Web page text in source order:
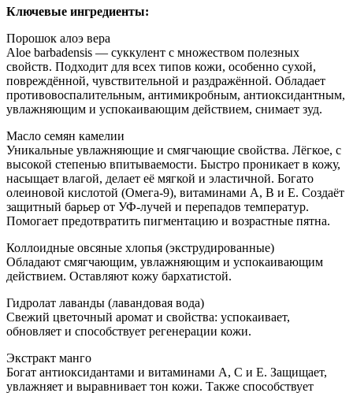
Ключевые ингредиенты:
Порошок алоэ вера
Aloe barbadensis — суккулент с множеством полезных
свойств. Подходит для всех типов кожи, особенно сухой,
повреждённой, чувствительной и раздражённой. Обладает
противовоспалительным, антимикробным, антиоксидантным,
увлажняющим и успокаивающим действием, снимает зуд.
Масло семян камелии
Уникальные увлажняющие и смягчающие свойства. Лёгкое, с
высокой степенью впитываемости. Быстро проникает в кожу,
насыщает влагой, делает её мягкой и эластичной. Богато
олеиновой кислотой (Омега-9), витаминами A, B и E. Создаёт
защитный барьер от УФ-лучей и перепадов температур.
Помогает предотвратить пигментацию и возрастные пятна.
Коллоидные овсяные хлопья (экструдированные)
Обладают смягчающим, увлажняющим и успокаивающим
действием. Оставляют кожу бархатистой.
Гидролат лаванды (лавандовая вода)
Свежий цветочный аромат и свойства: успокаивает,
обновляет и способствует регенерации кожи.
Экстракт манго
Богат антиоксидантами и витаминами A, C и E. Защищает,
увлажняет и выравнивает тон кожи. Также способствует